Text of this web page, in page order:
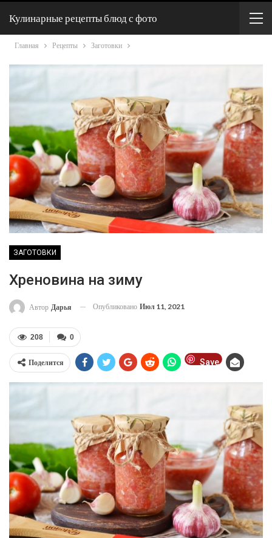
Кулинарные рецепты блюд с фото
Главная Рецепты Заготовки
ЗАГОТОВКИ
Хреновина на зиму
Автор Дарья Опубликовано Июл 11, 2021
0
208
Поделится Save